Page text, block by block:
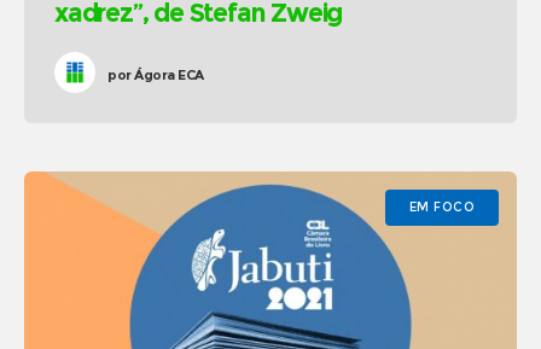
xadrez”, de Stefan Zweig
porÁgora ECA
EM FOCO